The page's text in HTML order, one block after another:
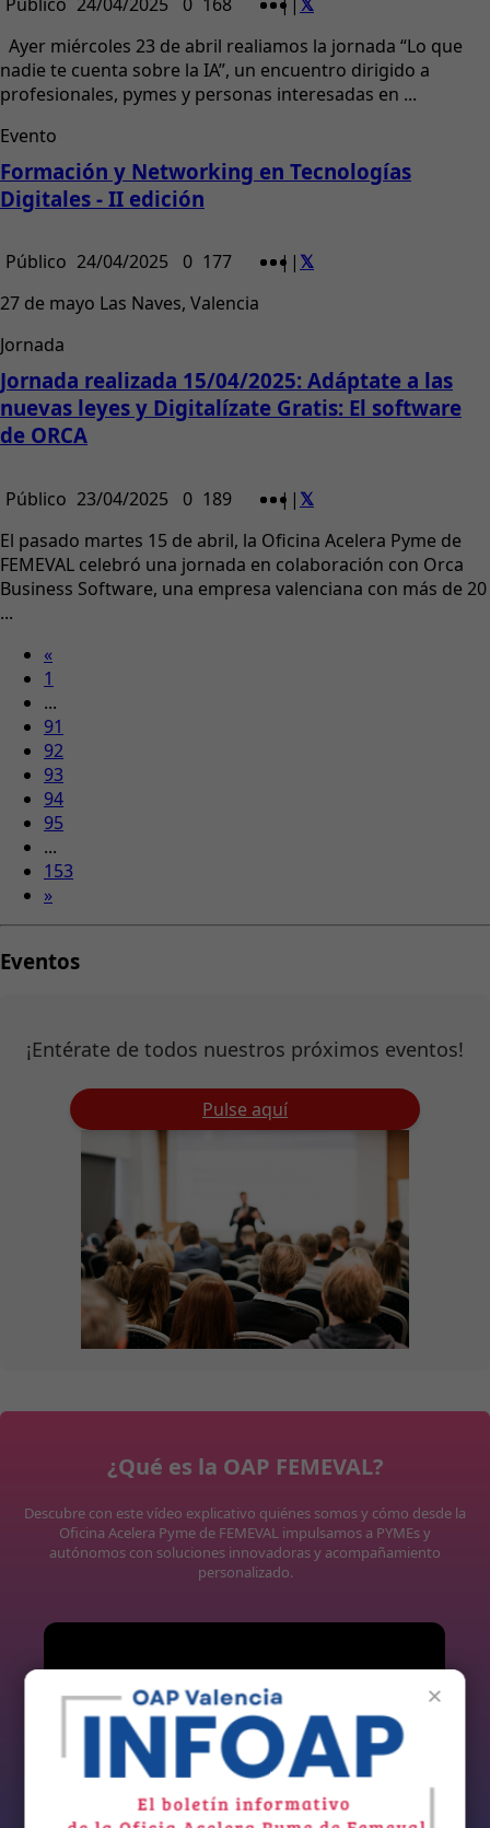
Ayer miércoles 23 de abril realiamos la jornada “Lo que
nadie te cuenta sobre la IA”, un encuentro dirigido a
profesionales, pymes y personas interesadas en ...
Evento
Formación y Networking en Tecnologías
Digitales - II edición
Público 24/04/2025 0 177 | |
27 de mayo Las Naves, Valencia
Jornada
Jornada realizada 15/04/2025: Adáptate a las
nuevas leyes y Digitalízate Gratis: El software
de ORCA
Público 23/04/2025 0 189 | |
​El pasado martes 15 de abril, la Oficina Acelera Pyme de
FEMEVAL celebró una jornada en colaboración con Orca
Business Software, una empresa valenciana con más de 20
...
«
1
...
91
92
93
94
95
...
153
»
Eventos
¡Entérate de todos nuestros próximos eventos!
Pulse aquí
¿Qué es la OAP FEMEVAL?
Descubre con este vídeo explicativo quiénes somos y cómo desde la
Oficina Acelera Pyme de FEMEVAL impulsamos a PYMEs y
autónomos con soluciones innovadoras y acompañamiento
personalizado.
×